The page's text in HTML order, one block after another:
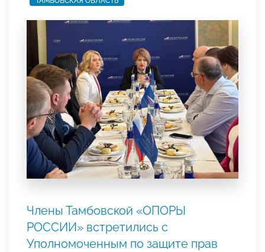
Члены Тамбовской «ОПОРЫ
РОССИИ» встретились с
Уполномоченным по защите прав